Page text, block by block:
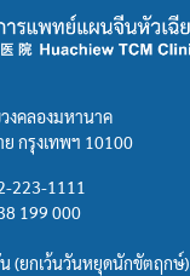
งคลองมหานาค
กรุงเทพฯ 10100
223-1111
199 000
(ยกเว้นวันหยุดนักขัตฤกษ์)